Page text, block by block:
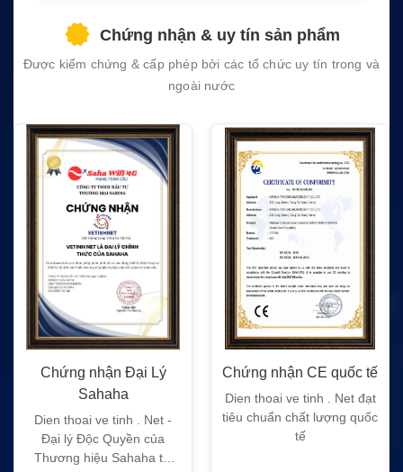
empty.
Chứng nhận & uy tín sản phẩm
Được kiểm chứng & cấp phép bởi các tổ chức uy tín trong và
ngoài nước
Chứng nhận Đại Lý
Sahaha
Dien thoai ve tinh . Net -
Đại lý Độc Quyền của
Thương hiệu Sahaha tại
Chứng nhận CE quốc tế
Dien thoai ve tinh . Net đạt
tiêu chuẩn chất lượng quốc
tế